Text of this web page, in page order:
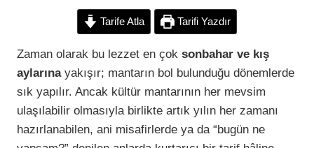
Tarife Atla Tarifi Yazdır
Zaman olarak bu lezzet en çok sonbahar ve kış
aylarınayakışır; mantarın bol bulunduğu dönemlerde
sık yapılır. Ancak kültür mantarının her mevsim
ulaşılabilir olmasıyla birlikte artık yılın her zamanı
hazırlanabilen, ani misafirlerde ya da “bugün ne